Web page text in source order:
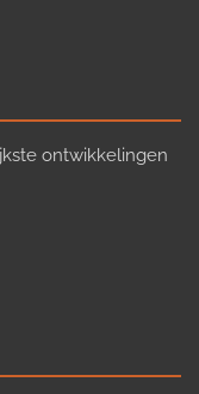
ontwikkelingen